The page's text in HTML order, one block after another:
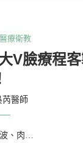
醫療衛教
V臉療程
芮醫師
波、肉…